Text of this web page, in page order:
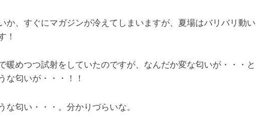
か、すぐにマガジンが冷えてしまいますが、夏場はバリバリ動い
！
暖めつつ試射をしていたのですが、なんだか変な匂いが・・・と
な匂いが・・・！！
匂い・・・。分かりづらいな。